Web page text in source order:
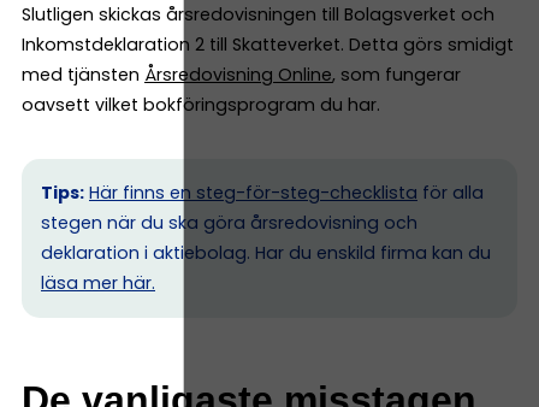
Slutligen skickas årsredovisningen till Bolagsverket och
Inkomstdeklaration 2 till Skatteverket. Detta görs smidigt
med tjänsten Årsredovisning Online, som fungerar
oavsett vilket bokföringsprogram du har.
Tips: Här finns en steg-för-steg-checklista för alla
stegen när du ska göra årsredovisning och
deklaration i aktiebolag. Har du enskild firma kan du
läsa mer här.